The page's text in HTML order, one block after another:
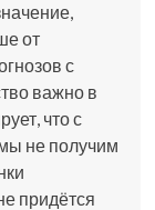
от
с
важно в
что с
не получим
придётся